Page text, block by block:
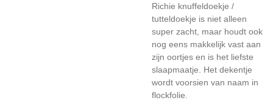
Richie knuffeldoekje /
tutteldoekje is niet alleen
super zacht, maar houdt ook
nog eens makkelijk vast aan
zijn oortjes en is het liefste
slaapmaatje. Het dekentje
wordt voorsien van naam in
flockfolie.